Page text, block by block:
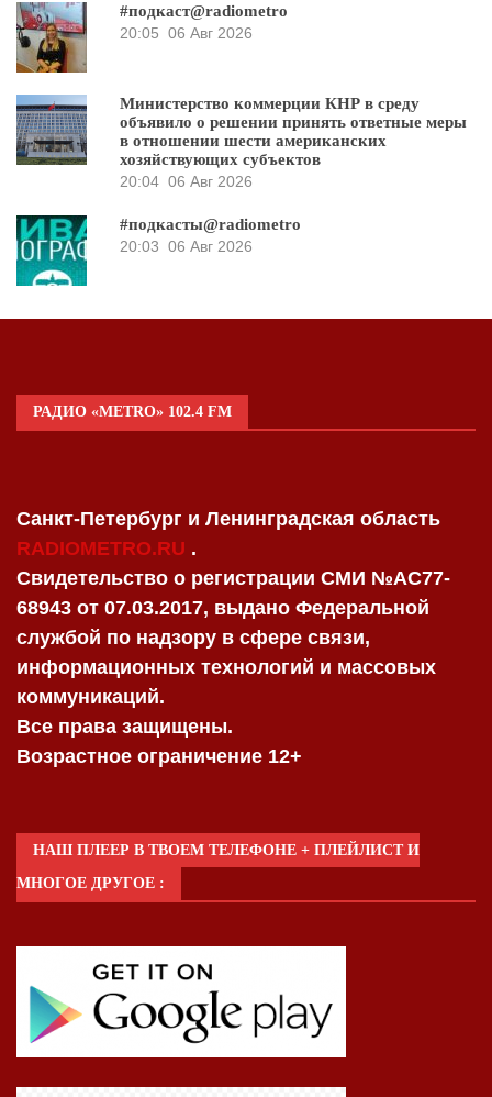
#подкаст@radiometro
20:05 06 Авг 2026
Министерство коммерции КНР в среду
объявило о решении принять ответные меры
в отношении шести американских
хозяйствующих субъектов
20:04 06 Авг 2026
#подкасты@radiometro
20:03 06 Авг 2026
РАДИО «METRO» 102.4 FM
Санкт-Петербург и Ленинградская область
RADIOMETRO.RU .
Свидетельство о регистрации СМИ №AC77-
68943 от 07.03.2017, выдано Федеральной
службой по надзору в сфере связи,
информационных технологий и массовых
коммуникаций.
Все права защищены.
Возрастное ограничение 12+
НАШ ПЛЕЕР В ТВОЕМ ТЕЛЕФОНЕ + ПЛЕЙЛИСТ И
МНОГОЕ ДРУГОЕ :